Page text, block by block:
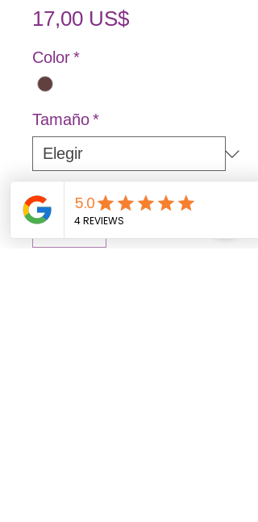
17,00 US$Precio
Color*
Tamaño*
Cantidad *